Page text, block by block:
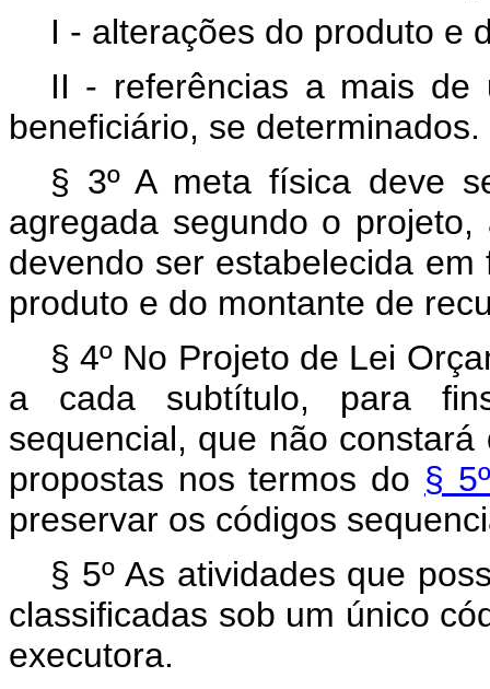
I - alterações do produto e
II - referências a mais de
beneficiário, se determinados.
§ 3º A meta física deve
agregada segundo o
devendo ser estabelecida
produto e do montante de
§ 4º No Projeto de Lei
a cada subtítulo, para
sequencial, que não
propostas nos termos do §
preservar os códigos
§ 5º As atividades que
classificadas sob um único
executora.